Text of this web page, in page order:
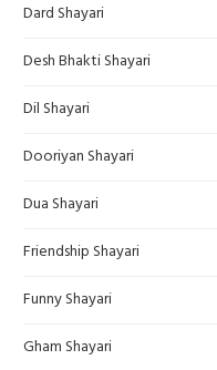
Dard Shayari
Desh Bhakti Shayari
Dil Shayari
Dooriyan Shayari
Dua Shayari
Friendship Shayari
Funny Shayari
Gham Shayari